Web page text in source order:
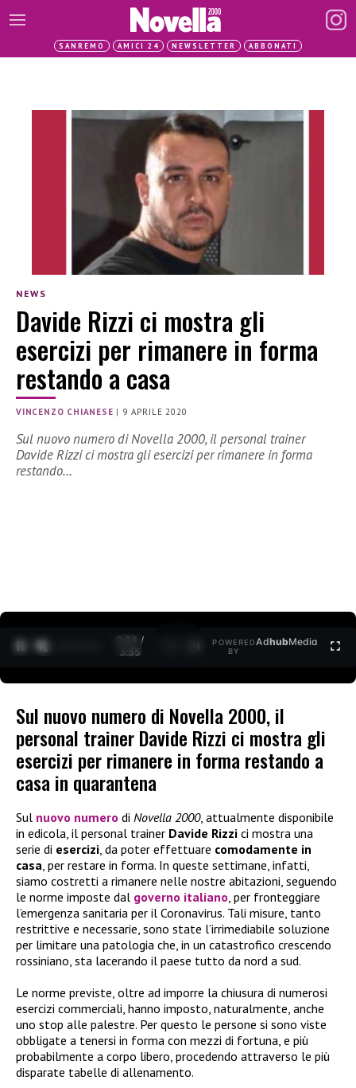
SANREMO AMICI 24 NEWSLETTER ABBONATI
NEWS
Davide Rizzi ci mostra gli
esercizi per rimanere in forma
restando a casa
VINCENZO CHIANESE | 9 APRILE 2020
Sul nuovo numero di Novella 2000, il personal trainer
Davide Rizzi ci mostra gli esercizi per rimanere in forma
restando…
0:30 /
3:35
POWERED
BY
AdhubMedia
Sul nuovo numero di Novella 2000, il
personal trainer Davide Rizzi ci mostra gli
esercizi per rimanere in forma restando a
casa in quarantena
Sul nuovo numero di Novella 2000, attualmente disponibile
in edicola, il personal trainer Davide Rizzi ci mostra una
serie di esercizi, da poter effettuare comodamente in
casa, per restare in forma. In queste settimane, infatti,
siamo costretti a rimanere nelle nostre abitazioni, seguendo
le norme imposte dal governo italiano, per fronteggiare
l’emergenza sanitaria per il Coronavirus. Tali misure, tanto
restrittive e necessarie, sono state l’irrimediabile soluzione
per limitare una patologia che, in un catastrofico crescendo
rossiniano, sta lacerando il paese tutto da nord a sud.
Le norme previste, oltre ad imporre la chiusura di numerosi
esercizi commerciali, hanno imposto, naturalmente, anche
uno stop alle palestre. Per questo le persone si sono viste
obbligate a tenersi in forma con mezzi di fortuna, e più
probabilmente a corpo libero, procedendo attraverso le più
disparate tabelle di allenamento.